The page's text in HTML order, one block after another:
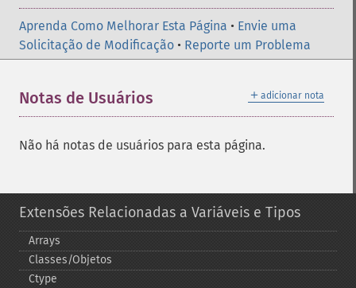
Aprenda Como Melhorar Esta Página • Envie uma
Solicitação de Modificação • Reporte um Problema
＋ adicionar nota
Notas de Usuários
Não há notas de usuários para esta página.
Extensões Relacionadas a Variáveis e Tipos
Arrays
Classes/Objetos
Ctype